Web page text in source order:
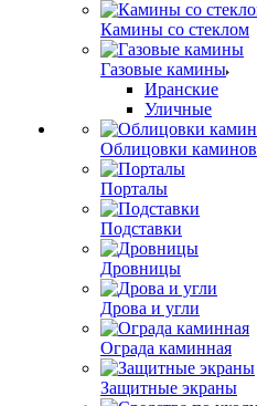
Камины со стеклом
Газовые камины
Иранские
Уличные
Облицовки каминов
Порталы
Подставки
Дровницы
Дрова и угли
Ограда каминная
Защитные экраны